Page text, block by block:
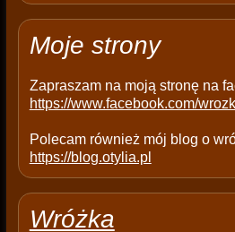
p
y
Moje strony
Zapraszam na moją stronę na
https://www.facebook.com/
Polecam również mój blog o
https://blog.otylia.pl
Wróżka